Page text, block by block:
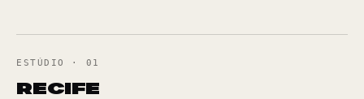
ESTÚDIO · 01
RECIFE